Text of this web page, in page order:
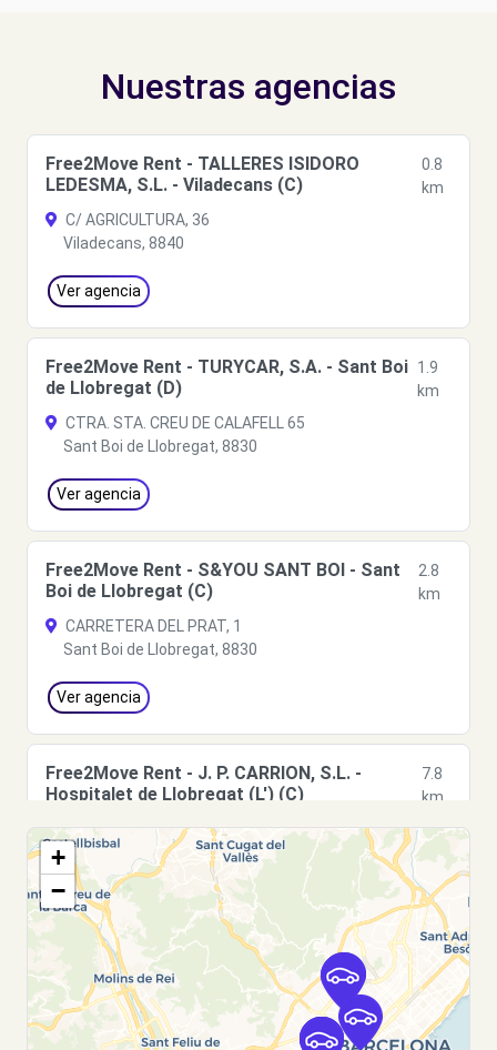
Nuestras agencias
Free2Move Rent - TALLERES ISIDORO
LEDESMA, S.L. - Viladecans (C)
0.8
km
C/ AGRICULTURA, 36
Viladecans, 8840
Ver agencia
Free2Move Rent - TURYCAR, S.A. - Sant Boi
de Llobregat (D)
1.9
km
CTRA. STA. CREU DE CALAFELL 65
Sant Boi de Llobregat, 8830
Ver agencia
Free2Move Rent - S&YOU SANT BOI - Sant
Boi de Llobregat (C)
2.8
km
CARRETERA DEL PRAT, 1
Sant Boi de Llobregat, 8830
Ver agencia
Free2Move Rent - J. P. CARRION, S.L. -
Hospitalet de Llobregat (L') (C)
7.8
km
TRAVESÍA INDUSTRIAL, 81
Hospitalet de Llobregat (L'), 8907
Ver agencia
Free2Move Rent - MAAM - Hospitalet de
Llobregat (L') (P)
8.0
km
Cromo, 27
+
−